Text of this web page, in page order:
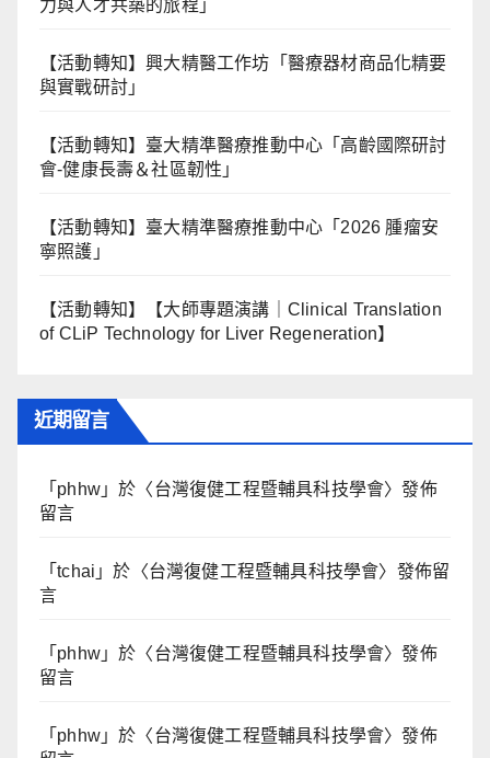
力與⼈才共築的旅程」
【活動轉知】興大精醫工作坊「醫療器材商品化精要
與實戰研討」
【活動轉知】臺大精準醫療推動中心「高齡國際研討
會-健康長壽＆社區韌性」
【活動轉知】臺大精準醫療推動中心「2026 腫瘤安
寧照護」
【活動轉知】【大師專題演講｜Clinical Translation
of CLiP Technology for Liver Regeneration】
近期留言
「 phhw 」於〈台灣復健工程暨輔具科技學會〉發佈
留言
「tchai 」於〈台灣復健工程暨輔具科技學會〉發佈留
言
「 phhw 」於〈台灣復健工程暨輔具科技學會〉發佈
留言
「 phhw 」於〈台灣復健工程暨輔具科技學會〉發佈